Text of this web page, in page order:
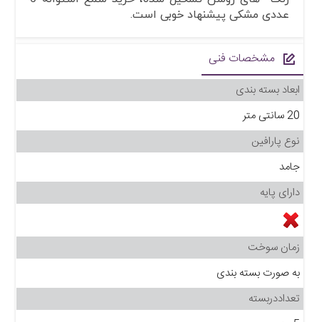
عددی مشکی پیشنهاد خوبی است.
مشخصات فنی
ابعاد بسته بندی
20 سانتی متر
نوع پارافین
جامد
دارای پایه
زمان سوخت
به صورت بسته بندی
تعداددربسته